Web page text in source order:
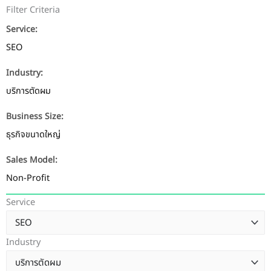
Filter Criteria
Service:
SEO
Industry:
บริการตัดผม
Business Size:
ธุรกิจขนาดใหญ่
Sales Model:
Non-Profit
Service
Industry